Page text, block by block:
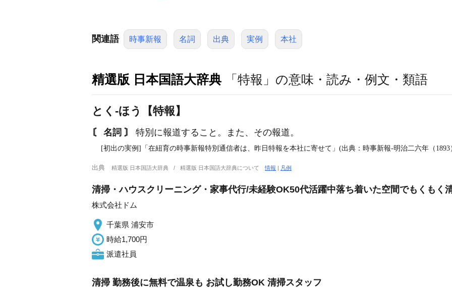
関連語 時事新報 名詞 出典 実例 本社
精選版 日本国語大辞典 「特報」の意味・読み・例文・類語
とく‐ほう【特報】
〘 名詞 〙 特別に報道すること。また、その報道。
[初出の実例]「在紐育の時事新報特別通信者は、昨日特報を本社に寄せて」(出典：時事新報‐明治二六年（
出典 精選版 日本国語大辞典 精選版 日本国語大辞典について情報 | 凡例
清掃・ハウスクリーニング・家事代行/未経験OK50代活躍中落ち着いた空間でもくもく
株式会社ドム
千葉県 浦安市
時給1,700円
派遣社員
清掃 勤務後に無料で温泉も お試し勤務OK 清掃スタッフ